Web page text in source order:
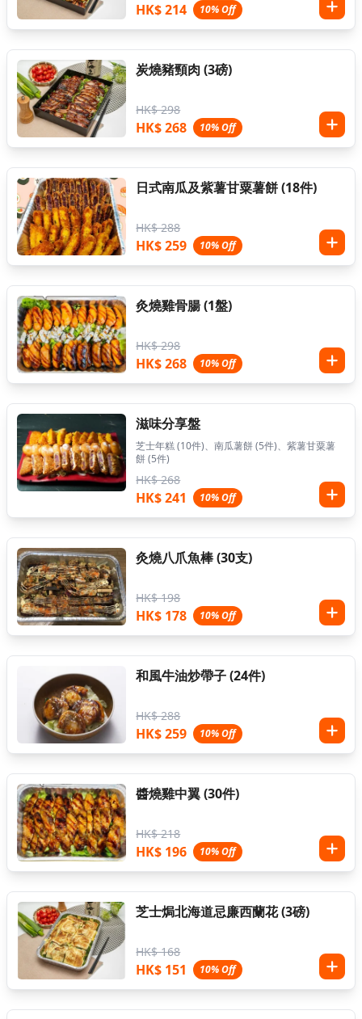
HK$ 214 10% Off
炭燒豬頸肉 (3磅)
HK$ 298
HK$ 268 10% Off
日式南瓜及紫薯甘粟薯餅 (18件)
HK$ 288
HK$ 259 10% Off
灸燒雞骨腸 (1盤)
HK$ 298
HK$ 268 10% Off
滋味分享盤
芝士年糕 (10件)、南瓜薯餅 (5件)、紫薯甘粟薯
餅 (5件)
HK$ 268
HK$ 241 10% Off
灸燒八爪魚棒 (30支)
HK$ 198
HK$ 178 10% Off
和風牛油炒帶子 (24件)
HK$ 288
HK$ 259 10% Off
醬燒雞中翼 (30件)
HK$ 218
HK$ 196 10% Off
芝士焗北海道忌廉西蘭花 (3磅)
HK$ 168
HK$ 151 10% Off